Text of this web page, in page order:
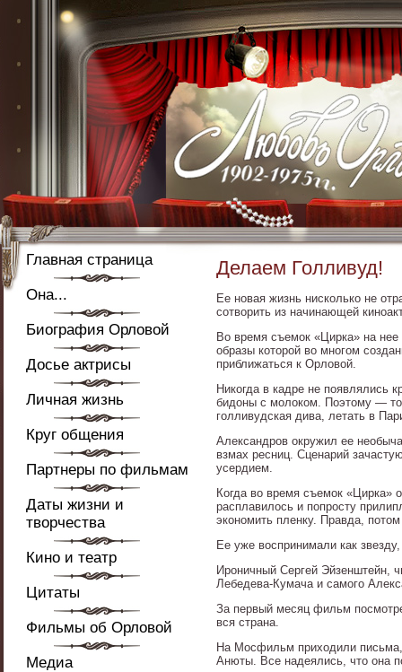
Главная страница
Она...
Биография Орловой
Досье актрисы
Личная жизнь
Круг общения
Партнеры по фильмам
Даты жизни и
творчества
Кино и театр
Цитаты
Фильмы об Орловой
Медиа
Делаем Голливуд!
Ее новая жизнь нисколько не
сотворить из начинающей
Во время съемок «Цирка» на
образы которой во многом
приближаться к Орловой.
Никогда в кадре не появлялись
бидоны с молоком. Поэтому —
голливудская дива, летать в
Александров окружил ее
взмах ресниц. Сценарий
усердием.
Когда во время съемок «Цирка»
расплавилось и попросту
экономить пленку. Правда,
Ее уже воспринимали как
Ироничный Сергей Эйзенштейн,
Лебедева-Кумача и самого
За первый месяц фильм
вся страна.
На Мосфильм приходили письма,
Анюты. Все надеялись, что она